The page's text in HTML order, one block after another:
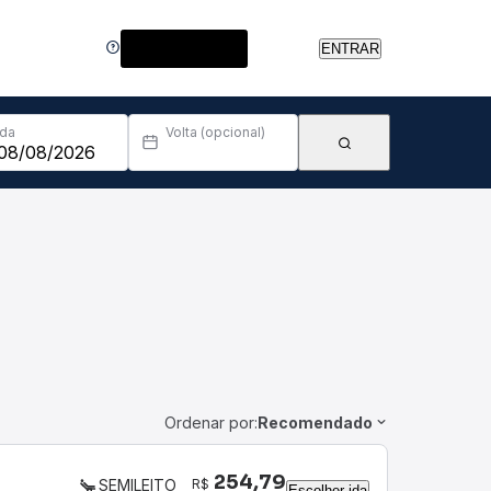
ENTRAR
Volta (opcional)
Ordenar por:Recomendado
SEMILEITO R$ 254,79